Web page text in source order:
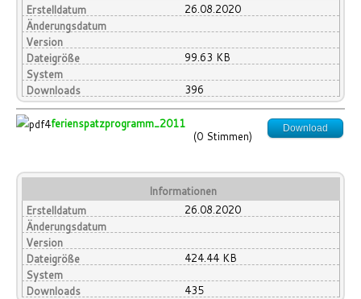
Erstelldatum
26.08.2020
Änderungsdatum
Version
Dateigröße
99.63 KB
System
Downloads
396
ferienspatzprogramm_2011 Download
(0 Stimmen)
Informationen
Erstelldatum
26.08.2020
Änderungsdatum
Version
Dateigröße
424.44 KB
System
Downloads
435